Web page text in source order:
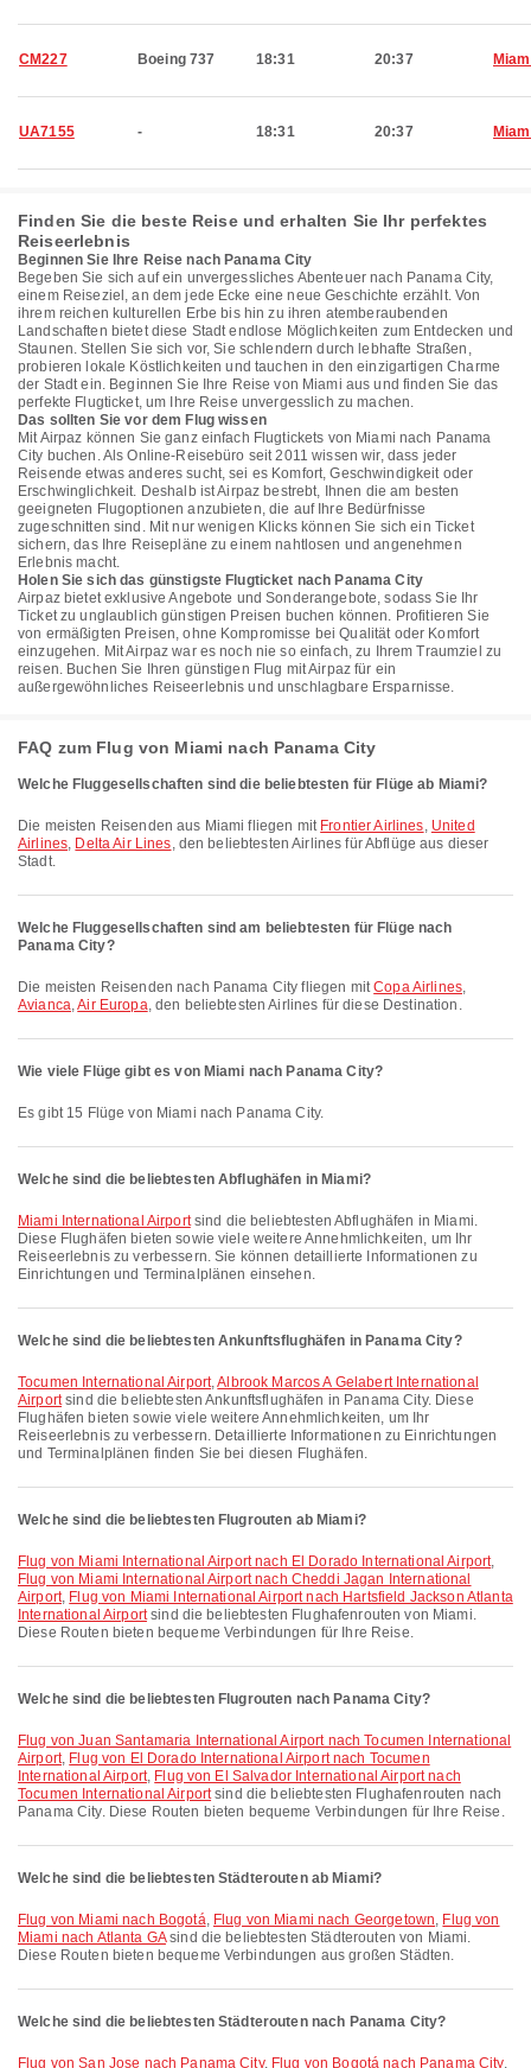
CM227 Boeing 737 18:31 20:37
UA7155 - 18:31 20:37
Finden Sie die beste Reise und erhalten Sie Ihr perfektes
Reiseerlebnis
Beginnen Sie Ihre Reise nach Panama City
Begeben Sie sich auf ein unvergessliches Abenteuer nach Panama City,
einem Reiseziel, an dem jede Ecke eine neue Geschichte erzählt. Von
ihrem reichen kulturellen Erbe bis hin zu ihren atemberaubenden
Landschaften bietet diese Stadt endlose Möglichkeiten zum Entdecken und
Staunen. Stellen Sie sich vor, Sie schlendern durch lebhafte Straßen,
probieren lokale Köstlichkeiten und tauchen in den einzigartigen Charme
der Stadt ein. Beginnen Sie Ihre Reise von Miami aus und finden Sie das
perfekte Flugticket, um Ihre Reise unvergesslich zu machen.
Das sollten Sie vor dem Flug wissen
Mit Airpaz können Sie ganz einfach Flugtickets von Miami nach Panama
City buchen. Als Online-Reisebüro seit 2011 wissen wir, dass jeder
Reisende etwas anderes sucht, sei es Komfort, Geschwindigkeit oder
Erschwinglichkeit. Deshalb ist Airpaz bestrebt, Ihnen die am besten
geeigneten Flugoptionen anzubieten, die auf Ihre Bedürfnisse
zugeschnitten sind. Mit nur wenigen Klicks können Sie sich ein Ticket
sichern, das Ihre Reisepläne zu einem nahtlosen und angenehmen
Erlebnis macht.
Holen Sie sich das günstigste Flugticket nach Panama City
Airpaz bietet exklusive Angebote und Sonderangebote, sodass Sie Ihr
Ticket zu unglaublich günstigen Preisen buchen können. Profitieren Sie
von ermäßigten Preisen, ohne Kompromisse bei Qualität oder Komfort
einzugehen. Mit Airpaz war es noch nie so einfach, zu Ihrem Traumziel zu
reisen. Buchen Sie Ihren günstigen Flug mit Airpaz für ein
außergewöhnliches Reiseerlebnis und unschlagbare Ersparnisse.
FAQ zum Flug von Miami nach Panama City
Welche Fluggesellschaften sind die beliebtesten für Flüge ab Miami?
Die meisten Reisenden aus Miami fliegen mit Frontier Airlines, United
Airlines, Delta Air Lines, den beliebtesten Airlines für Abflüge aus dieser
Stadt.
Welche Fluggesellschaften sind am beliebtesten für Flüge nach
Panama City?
Die meisten Reisenden nach Panama City fliegen mitCopa Airlines,
Avianca,Air Europa, den beliebtesten Airlines für diese Destination.
Wie viele Flüge gibt es von Miami nach Panama City?
Es gibt 15 Flüge von Miami nach Panama City.
Welche sind die beliebtesten Abflughäfen in Miami?
Miami International Airportsind die beliebtesten Abflughäfen in Miami.
Diese Flughäfen bieten sowie viele weitere Annehmlichkeiten, um Ihr
Reiseerlebnis zu verbessern. Sie können detaillierte Informationen zu
Einrichtungen und Terminalplänen einsehen.
Welche sind die beliebtesten Ankunftsflughäfen in Panama City?
Tocumen International Airport,Albrook Marcos A Gelabert International
Airportsind die beliebtesten Ankunftsflughäfen in Panama City. Diese
Flughäfen bieten sowie viele weitere Annehmlichkeiten, um Ihr
Reiseerlebnis zu verbessern. Detaillierte Informationen zu Einrichtungen
und Terminalplänen finden Sie bei diesen Flughäfen.
Welche sind die beliebtesten Flugrouten ab Miami?
Flug von Miami International Airport nach El Dorado International Airport,
Flug von Miami International Airport nach Cheddi Jagan International
Airport, Flug von Miami International Airport nach Hartsfield Jackson Atlanta
International Airportsind die beliebtesten Flughafenrouten von Miami.
Diese Routen bieten bequeme Verbindungen für Ihre Reise.
Welche sind die beliebtesten Flugrouten nach Panama City?
Flug von Juan Santamaria International Airport nach Tocumen International
Airport, Flug von El Dorado International Airport nach Tocumen
International Airport, Flug von El Salvador International Airport nach
Tocumen International Airportsind die beliebtesten Flughafenrouten nach
Panama City. Diese Routen bieten bequeme Verbindungen für Ihre Reise.
Welche sind die beliebtesten Städterouten ab Miami?
Flug von Miami nach Bogotá, Flug von Miami nach Georgetown, Flug von
Miami nach Atlanta GAsind die beliebtesten Städterouten von Miami.
Diese Routen bieten bequeme Verbindungen aus großen Städten.
Welche sind die beliebtesten Städterouten nach Panama City?
Flug von San Jose nach Panama City, Flug von Bogotá nach Panama City,